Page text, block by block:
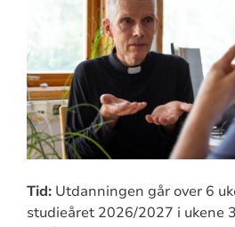
Tid:Utdanningen går over 6
studieåret 2026/2027 i ukene